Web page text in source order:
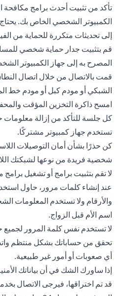
تأكد من تثبيت أحدث برامج مكافحة
الكمبيوتر الشخصي الخاص بك.
إلى تحديثات متكررة للحماية من
قم بتثبيت جدار حماية شخصي
المصرح به إلى جهاز الكمبيوتر
قمت بالاتصال من خلال اتصال
الشبكي أو مودم كبل أو مودم خط
امسح ذاكرة التخزين المؤقت
كل جلسة للتأكد من إزالة
تستخدم جهاز كمبيوتر مشتركًا.
كن حذرًا بشأن أمان التوصيلات
شخصية فريدة من نوعها لشبكتك
لا تقم بتثبيت برامج أو تشغيل
عند إنشاء كلمات مرور، حاول
والأرقام ولا تستخدم المعلومات
اسم الأم قبل الزواج.
لا تستخدم نفس كلمة المرور لجميع
تحقق من حساباتك بشكل منتظم
أي صعوبات أو أمور غير طبيعية.
إذا ساورك الشك في أن بياناتك